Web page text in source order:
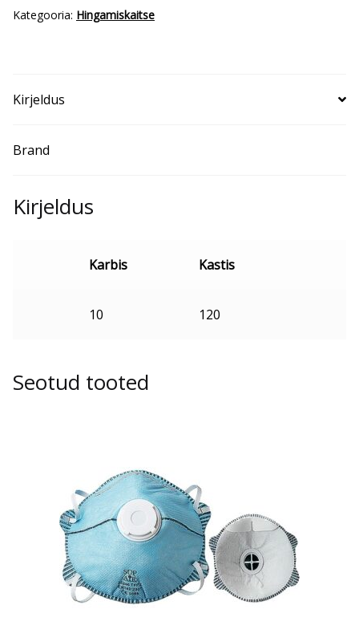
Kategooria: Hingamiskaitse
Kirjeldus
Brand
Kirjeldus
Karbis Kastis
10 120
Seotud tooted